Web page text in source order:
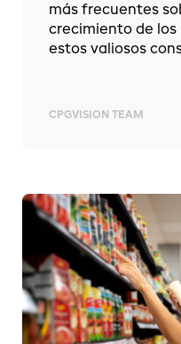
más frecuentes
crecimiento de los
estos valiosos
CPGVISION TEAM